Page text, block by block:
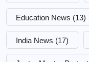
Education News (13)
India News (17)